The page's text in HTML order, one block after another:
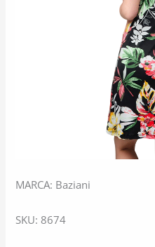
MARCA: Baziani
SKU: 8674